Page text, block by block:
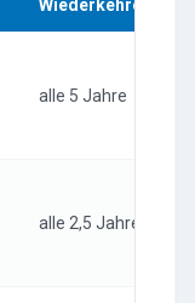
Wiederkehrend
alle 5 Jahre
alle 2,5 Jahre